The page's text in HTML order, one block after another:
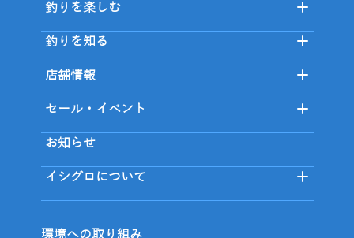
釣りを楽しむ
釣りを知る
店舗情報
セール・イベント
お知らせ
イシグロについて
環境への取り組み